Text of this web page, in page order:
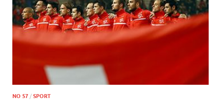
NO 57 / SPORT